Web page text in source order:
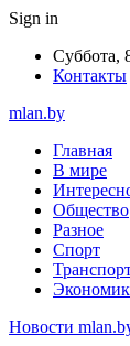
Sign in
Суббота,
Контакты
mlan.by
Главная
В мире
Общество
Разное
Спорт
Новости